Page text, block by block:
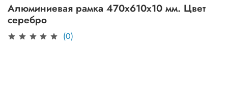
Алюминиевая рамка 470х610х10 мм. Цвет
серебро
(0)